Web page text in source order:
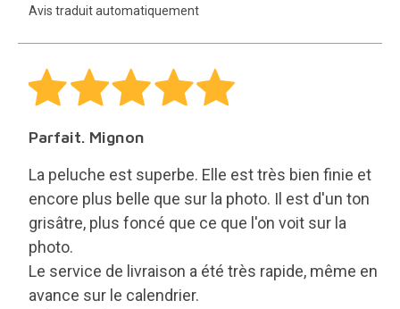
Avis traduit automatiquement
Parfait. Mignon
La peluche est superbe. Elle est très bien finie et
encore plus belle que sur la photo. Il est d'un ton
grisâtre, plus foncé que ce que l'on voit sur la
photo.
Le service de livraison a été très rapide, même en
avance sur le calendrier.